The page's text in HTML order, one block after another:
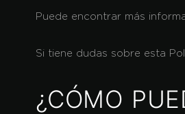
Puede encontrar más
Si tiene dudas sobre esta
¿CÓMO